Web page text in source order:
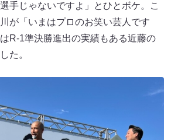
手じゃないですよ」とひとボケ。こ
が「いまはプロのお笑い芸人です
R-1準決勝進出の実績もある近藤の
た。